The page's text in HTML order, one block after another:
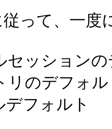
従って、一
ッションの
のデフォル
フォルト